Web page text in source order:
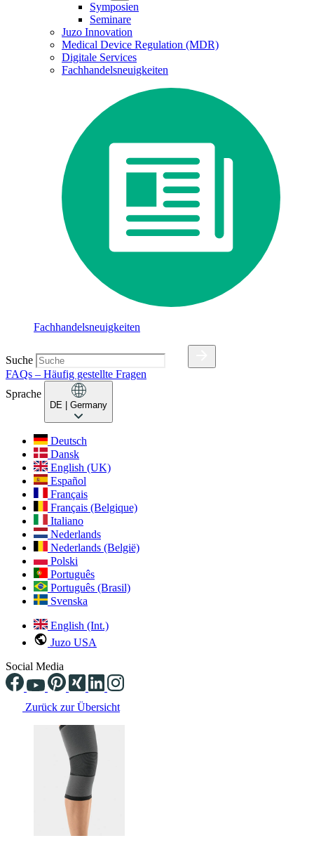
Symposien
Seminare
Juzo Innovation
Medical Device Regulation (MDR)
Digitale Services
Fachhandelsneuigkeiten
Fachhandelsneuigkeiten
Suche
FAQs – Häufig gestellte Fragen
Sprache
DE | Germany
Deutsch
Dansk
English (UK)
Español
Français
Français (Belgique)
Italiano
Nederlands
Nederlands (België)
Polski
Português
Português (Brasil)
Svenska
English (Int.)
Juzo USA
Social Media
Zurück zur Übersicht